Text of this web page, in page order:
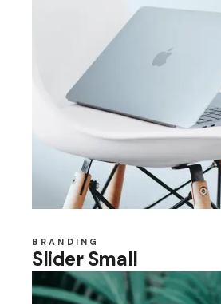
BRANDING
Slider Small